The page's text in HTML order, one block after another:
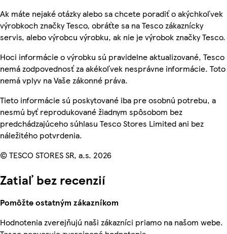
Ak máte nejaké otázky alebo sa chcete poradiť o akýchkoľvek
výrobkoch značky Tesco, obráťte sa na Tesco zákaznícky
servis, alebo výrobcu výrobku, ak nie je výrobok značky Tesco.
Hoci informácie o výrobku sú pravidelne aktualizované, Tesco
nemá zodpovednosť za akékoľvek nesprávne informácie. Toto
nemá vplyv na Vaše zákonné práva.
Tieto informácie sú poskytované iba pre osobnú potrebu, a
nesmú byť reprodukované žiadnym spôsobom bez
predchádzajúceho súhlasu Tesco Stores Limited ani bez
náležitého potvrdenia.
© TESCO STORES SR, a.s. 2026
Zatiaľ bez recenzií
Pomôžte ostatným zákazníkom
Hodnotenia zverejňujú naši zákazníci priamo na našom webe.